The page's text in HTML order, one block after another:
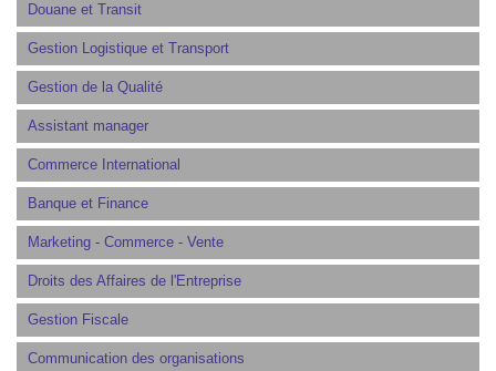
Douane et Transit
Gestion Logistique et Transport
Gestion de la Qualité
Assistant manager
Commerce International
Banque et Finance
Marketing - Commerce - Vente
Droits des Affaires de l'Entreprise
Gestion Fiscale
Communication des organisations